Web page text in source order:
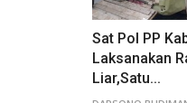
Sat Pol PP
Laksanakan
Liar,Satu...